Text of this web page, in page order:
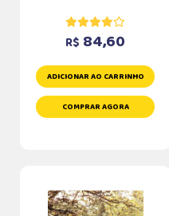
R$ 84,60
ADICIONAR AO CARRINHO
COMPRAR AGORA